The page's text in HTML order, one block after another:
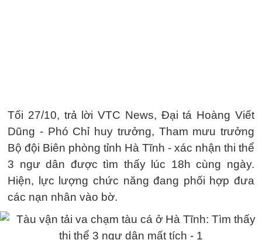
Tối 27/10, trả lời VTC News, Đại tá Hoàng Viết
Dũng - Phó Chỉ huy trưởng, Tham mưu trưởng
Bộ đội Biên phòng tỉnh Hà Tĩnh - xác nhận thi thể
3 ngư dân được tìm thấy lúc 18h cùng ngày.
Hiện, lực lượng chức năng đang phối hợp đưa
các nạn nhân vào bờ.